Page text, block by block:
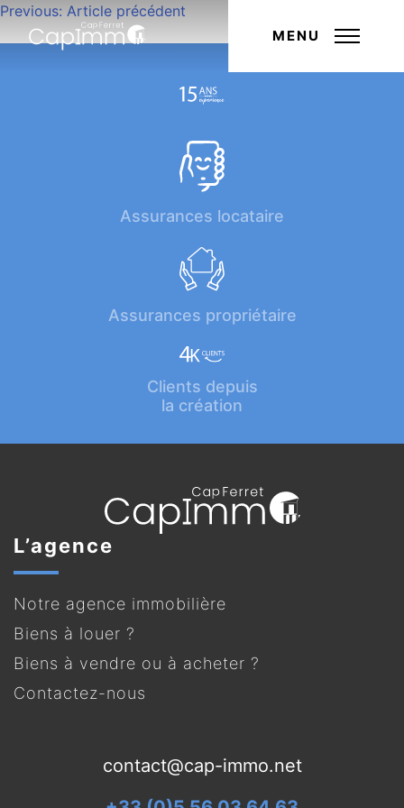
MENU
Navigation
de
Previous: Article précédent
Assurances locataire
Assurances propriétaire
Clients depuis
la création
L’agence
Notre agence immobilière
Biens à louer ?
Biens à vendre ou à acheter ?
Contactez-nous
contact@cap-immo.net